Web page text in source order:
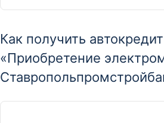
Как получить автокредит
«Приобретение